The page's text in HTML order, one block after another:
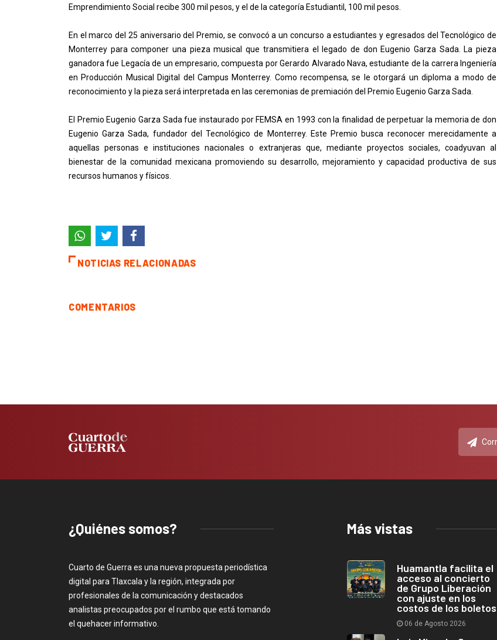
Emprendimiento Social recibe 300 mil pesos, y el de la categoría Estudiantil, 100 mil pesos.
En el marco del 25 aniversario del Premio, se convocó a un concurso a estudiantes y egresados del Tecnológico de
Monterrey para componer una pieza musical que transmitiera el legado de don Eugenio Garza Sada. La pieza
ganadora fue Legacía de un empresario, compuesta por Gerardo Alvarado Nava, estudiante de la carrera Ingeniería
en Producción Musical Digital del Campus Monterrey. Como recompensa, se le otorgará un diploma a modo de
reconocimiento y la pieza será interpretada en las ceremonias de premiación del Premio Eugenio Garza Sada.
El Premio Eugenio Garza Sada fue instaurado por FEMSA en 1993 con la finalidad de perpetuar la memoria de don
Eugenio Garza Sada, fundador del Tecnológico de Monterrey. Este Premio busca reconocer merecidamente a
aquellas personas e instituciones nacionales o extranjeras que, mediante proyectos sociales, coadyuvan al
bienestar de la comunidad mexicana promoviendo su desarrollo, mejoramiento y capacidad productiva de sus
recursos humanos y físicos.
NOTICIAS RELACIONADAS
COMENTARIOS
¿Quiénes somos?
Cuarto de Guerra es una nueva propuesta periodística
digital para Tlaxcala y la región, integrada por
profesionales de la comunicación y destacados
analistas preocupados por el rumbo que está tomando
el quehacer informativo.
Más vistas
Huamantla facilita el
acceso al concierto
de Grupo Liberación
con ajuste en los
costos de los boletos
06 de Agosto 2026